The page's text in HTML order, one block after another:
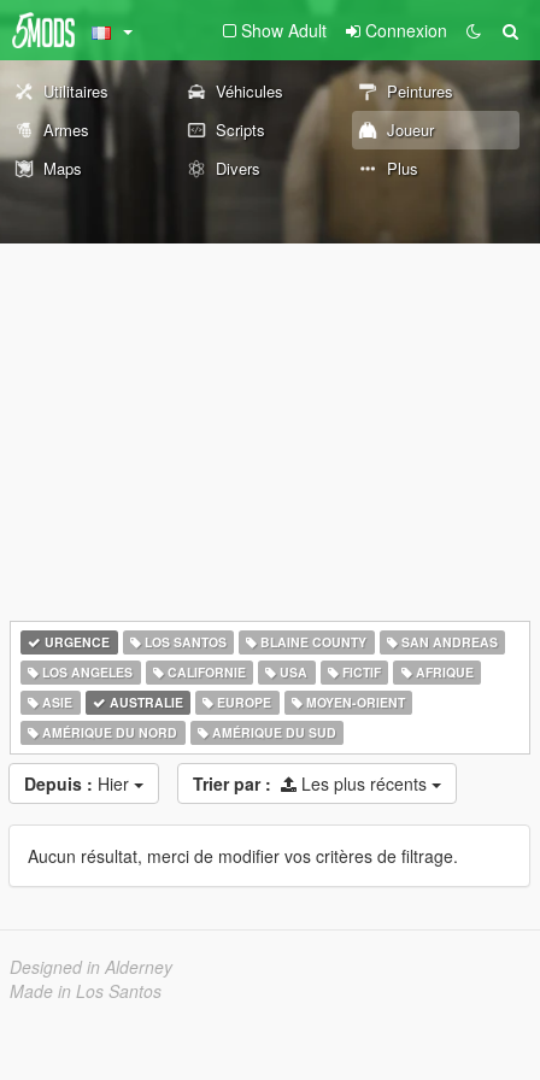
Show Adult Connexion
Utilitaires Véhicules
Peintures
Armes
Scripts
Joueur
Maps
Divers Plus
URGENCE LOS SANTOS BLAINE COUNTY
SAN ANDREAS
LOS ANGELES
CALIFORNIE USA FICTIF
AFRIQUE
ASIE
AUSTRALIE EUROPE
MOYEN-ORIENT
AMÉRIQUE DU NORD
AMÉRIQUE DU SUD
Depuis : Hier Trier par : Les plus récents
Aucun résultat, merci de modifier vos critères de filtrage.
Designed in Alderney
Made in Los Santos